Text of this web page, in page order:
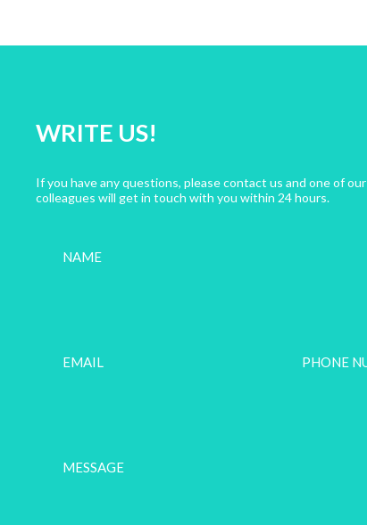
WRITE US!
If you have any questions, please contact us and one of our
colleagues will get in touch with you within 24 hours.